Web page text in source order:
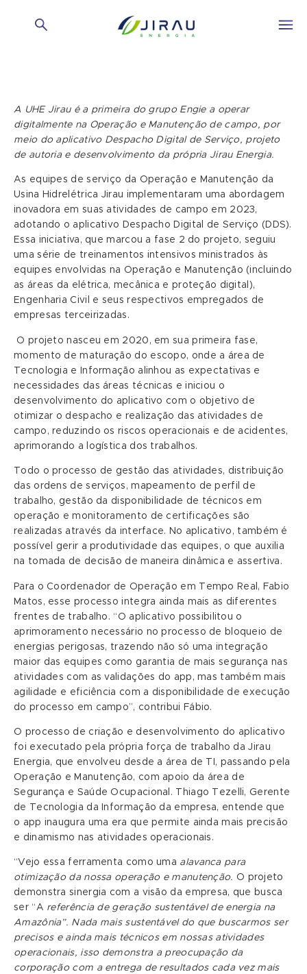
A UHE Jirau é a primeira do grupo Engie a operar
digitalmente na Operação e Manutenção de campo, por
meio do aplicativo Despacho Digital de Serviço, projeto
de autoria e desenvolvimento da própria Jirau Energia.
As equipes de serviço da Operação e Manutenção da
Usina Hidrelétrica Jirau implementaram uma abordagem
inovadora em suas atividades de campo em 2023,
adotando o aplicativo Despacho Digital de Serviço (DDS).
Essa iniciativa, que marcou a fase 2 do projeto, seguiu
uma série de treinamentos intensivos ministrados às
equipes envolvidas na Operação e Manutenção (incluindo
as áreas da elétrica, mecânica e proteção digital),
Engenharia Civil e seus respectivos empregados de
empresas terceirizadas.
O projeto nasceu em 2020, em sua primeira fase,
momento de maturação do escopo, onde a área de
Tecnologia e Informação alinhou as expectativas e
necessidades das áreas técnicas e iniciou o
desenvolvimento do aplicativo com o objetivo de
otimizar o despacho e realização das atividades de
campo, reduzindo os riscos operacionais e de acidentes,
aprimorando a logística dos trabalhos.
Todo o processo de gestão das atividades, distribuição
das ordens de serviços, mapeamento de perfil de
trabalho, gestão da disponibilidade de técnicos em
operação e monitoramento de certificações são
realizadas através da interface. No aplicativo, também é
possível gerir a produtividade das equipes, o que auxilia
na tomada de decisão de maneira dinâmica e assertiva.
Para o Coordenador de Operação em Tempo Real, Fabio
Matos, esse processo integra ainda mais as diferentes
frentes de trabalho. “O aplicativo possibilitou o
aprimoramento necessário no processo de bloqueio de
energias perigosas, trazendo não só uma integração
maior das equipes como garantia de mais segurança nas
atividades com as validações do app, mas também mais
agilidade e eficiência com a disponibilidade de execução
do processo em campo”, contribui Fábio.
O processo de criação e desenvolvimento do aplicativo
foi executado pela própria força de trabalho da Jirau
Energia, que envolveu desde a área de TI, passando pela
Operação e Manutenção, com apoio da área de
Segurança e Saúde Ocupacional. Thiago Tezelli, Gerente
de Tecnologia da Informação da empresa, entende que
o app inaugura uma era que permite ainda mais precisão
e dinamismo nas atividades operacionais.
“Vejo essa ferramenta como uma alavanca para
otimização da nossa operação e manutenção. O projeto
demonstra sinergia com a visão da empresa, que busca
ser “A referência de geração sustentável de energia na
Amazônia”. Nada mais sustentável do que buscarmos ser
precisos e ainda mais técnicos em nossas atividades
operacionais, isso demonstra a preocupação da
corporação com a entrega de resultados cada vez mais